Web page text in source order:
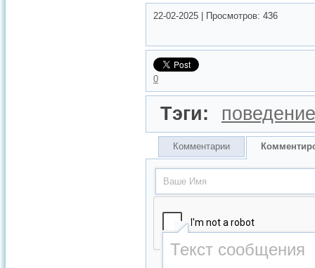
22-02-2025 Просмотров: 436
0
Тэги: поведение
Комментарии